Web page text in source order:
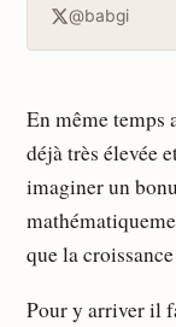
été observé
@babgi
En même temps
déjà très élevée
imaginer un
que la
Pour y arriver il